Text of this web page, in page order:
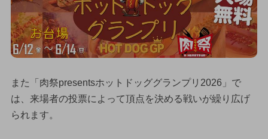
また「肉祭presentsホットドッググランプリ2026」で
は、来場者の投票によって頂点を決める戦いが繰り広げ
られます。